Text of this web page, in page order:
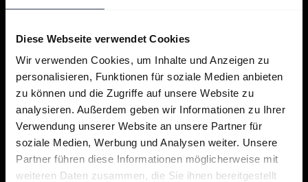
Diese Webseite verwendet Cookies
Wir verwenden Cookies, um Inhalte und Anzeigen zu
personalisieren, Funktionen für soziale Medien anbieten
zu können und die Zugriffe auf unsere Website zu
analysieren. Außerdem geben wir Informationen zu Ihrer
Verwendung unserer Website an unsere Partner für
soziale Medien, Werbung und Analysen weiter. Unsere
Partner führen diese Informationen möglicherweise mit
weiteren Daten zusammen, die Sie ihnen bereitgestellt
Support
Jabra Apps